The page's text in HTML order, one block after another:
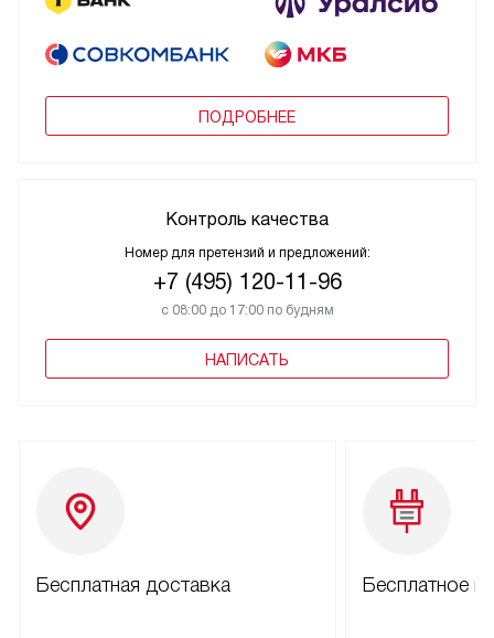
ПОДРОБНЕЕ
Контроль качества
Номер для претензий и предложений:
+7 (495) 120-11-96
с 08:00 до 17:00 по будням
НАПИСАТЬ
Бесплатная доставка Бесплатное